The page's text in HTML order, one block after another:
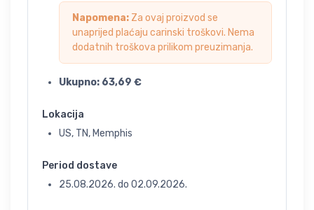
Napomena: Za ovaj proizvod se
unaprijed plaćaju carinski troškovi. Nema
dodatnih troškova prilikom preuzimanja.
Ukupno: 63,69 €
Lokacija
US, TN, Memphis
Period dostave
25.08.2026. do 02.09.2026.